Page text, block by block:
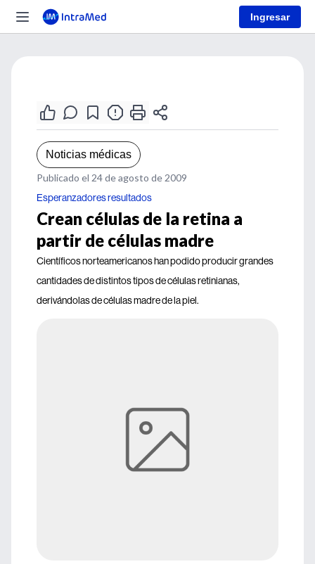
Ingresar
Noticias médicas
Publicado el 24 de agosto de 2009
Esperanzadores resultados
Crean células de la retina a
partir de células madre
Científicos norteamericanos han podido producir grandes
cantidades de distintos tipos de células retinianas,
derivándolas de células madre de la piel.